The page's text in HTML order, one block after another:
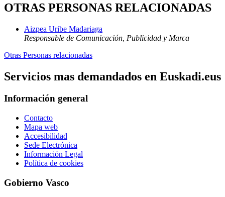
OTRAS PERSONAS RELACIONADAS
Aizpea Uribe Madariaga
Responsable de Comunicación, Publicidad y Marca
Otras Personas relacionadas
Servicios mas demandados en Euskadi.eus
Información general
Contacto
Mapa web
Accesibilidad
Sede Electrónica
Información Legal
Política de cookies
Gobierno Vasco